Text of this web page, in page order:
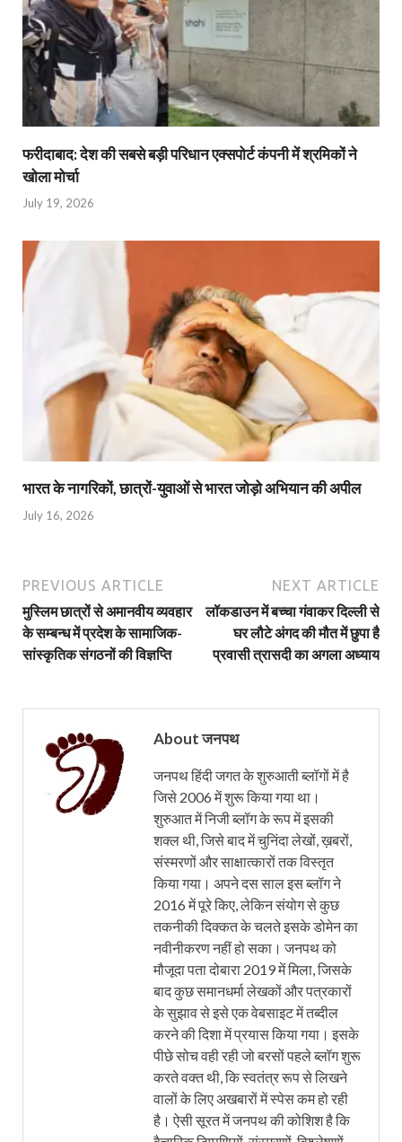
फरीदाबाद: देश की सबसे बड़ी परिधान एक्सपोर्ट कंपनी में श्रमिकों ने
खोला मोर्चा
July 19, 2026
भारत के नागरिकों, छात्रों-युवाओं से भारत जोड़ो अभियान की अपील
July 16, 2026
PREVIOUS ARTICLE
मुस्लिम छात्रों से अमानवीय व्यवहार
के सम्बन्ध में प्रदेश के सामाजिक-
सांस्कृतिक संगठनों की विज्ञप्ति
NEXT ARTICLE
लॉकडाउन में बच्चा गंवाकर दिल्ली से
घर लौटे अंगद की मौत में छुपा है
प्रवासी त्रासदी का अगला अध्याय
About जनपथ
जनपथ हिंदी जगत के शुरुआती ब्लॉगों में है
जिसे 2006 में शुरू किया गया था।
शुरुआत में निजी ब्लॉग के रूप में इसकी
शक्ल थी, जिसे बाद में चुनिंदा लेखों, ख़बरों,
संस्मरणों और साक्षात्कारों तक विस्तृत
किया गया। अपने दस साल इस ब्लॉग ने
2016 में पूरे किए, लेकिन संयोग से कुछ
तकनीकी दिक्कत के चलते इसके डोमेन का
नवीनीकरण नहीं हो सका। जनपथ को
मौजूदा पता दोबारा 2019 में मिला, जिसके
बाद कुछ समानधर्मा लेखकों और पत्रकारों
के सुझाव से इसे एक वेबसाइट में तब्दील
करने की दिशा में प्रयास किया गया। इसके
पीछे सोच वही रही जो बरसों पहले ब्लॉग शुरू
करते वक्त थी, कि स्वतंत्र रूप से लिखने
वालों के लिए अखबारों में स्पेस कम हो रही
है। ऐसी सूरत में जनपथ की कोशिश है कि